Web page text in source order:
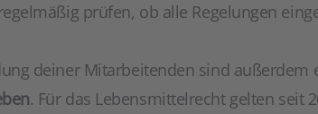
prüfen, ob alle Regelungen
deiner Mitarbeitenden sind außerdem
. Für das Lebensmittelrecht gelten seit